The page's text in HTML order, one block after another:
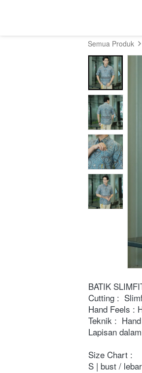
Semua Produk
BATIK
Cutting :
Hand Feels :
Teknik :
Lapisan
Size Chart :
S | bust /